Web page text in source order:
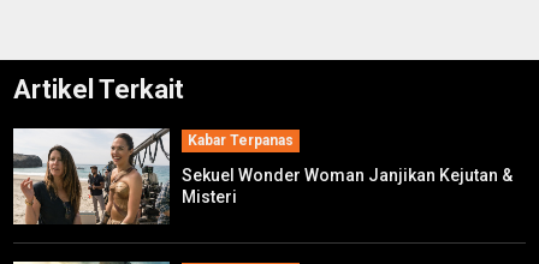
Artikel Terkait
Kabar Terpanas
Sekuel Wonder Woman Janjikan Kejutan &
Misteri